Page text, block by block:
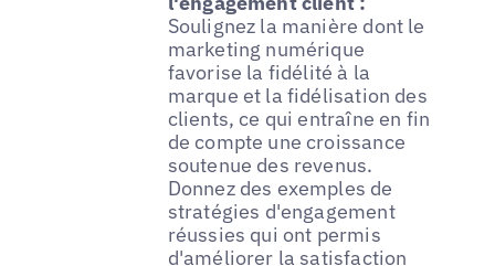
Soulignez la manière dont le
marketing numérique
favorise la fidélité à la
marque et la fidélisation des
clients, ce qui entraîne en fin
de compte une croissance
soutenue des revenus.
Donnez des exemples de
stratégies d'engagement
réussies qui ont permis
d'améliorer la satisfaction